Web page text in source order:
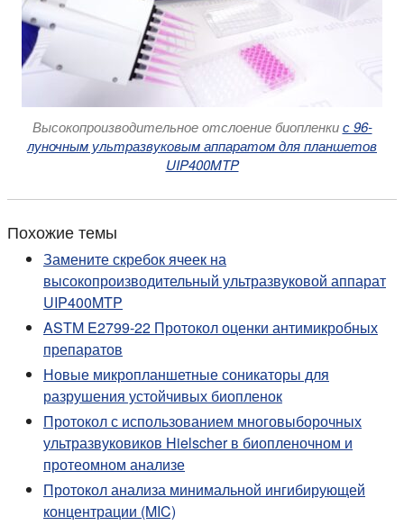
Высокопроизводительное отслоение биопленкис 96-
луночным ультразвуковым аппаратом для планшетов
UIP400MTP
Похожие темы
Замените скребок ячеек на
высокопроизводительный ультразвуковой аппарат
UIP400MTP
ASTM E2799-22 Протокол оценки антимикробных
препаратов
Новые микропланшетные соникаторы для
разрушения устойчивых биопленок
Протокол с использованием многовыборочных
ультразвуковиков Hielscher в биопленочном и
протеомном анализе
Протокол анализа минимальной ингибирующей
концентрации (MIC)